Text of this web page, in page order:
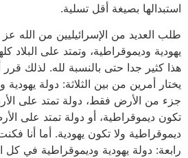
استبدالها بصيغة أقل تسلية.
طلب العديد من الإسرائيليين من الله
يهودية وديموقراطية، وتمتد على البلاد
هذا كثير جدا حتى بالنسبة لله. لذلك
يختار أمرين من بين الثلاثة: دولة
جزء من الأرض فقط، دولة تمتد على
تكون ديموقراطية، أو دولة تمتد على
ديموقراطية ولا تكون يهودية. أما أنا
رابعة: دولة يهودية وديموقراطية في كل